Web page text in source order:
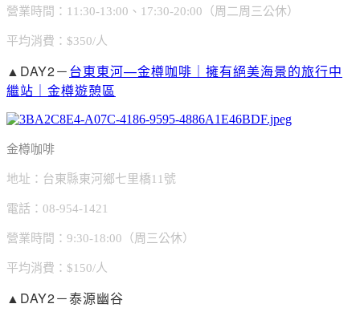
營業時間：11:30-13:00、17:30-20:00（周二周三公休）
平均消費：$350/人
▲DAY2－台東東河—金樽咖啡｜擁有絕美海景的旅行中
繼站｜金樽遊憩區
金樽咖啡
地址：台東縣東河鄉七里橋11號
電話：08-954-1421
營業時間：9:30-18:00（周三公休）
平均消費：$150/人
▲DAY2－泰源幽谷